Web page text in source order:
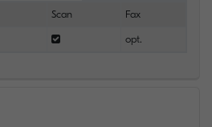
Scan Fax
opt.